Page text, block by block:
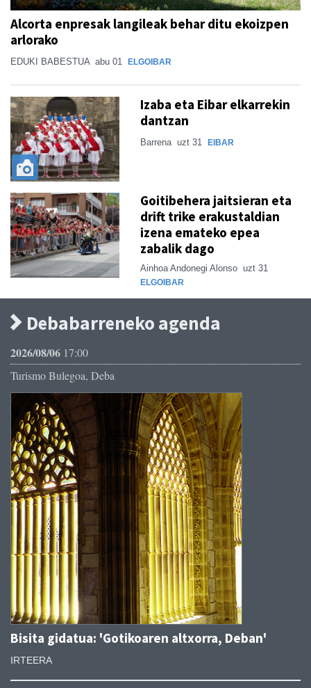
Alcorta enpresak langileak behar ditu ekoizpen
arlorako
EDUKI BABESTUA abu 01 ELGOIBAR
Izaba eta Eibar elkarrekin
dantzan
Barrena uzt 31 EIBAR
Goitibehera jaitsieran eta
drift trike erakustaldian
izena emateko epea
zabalik dago
Ainhoa Andonegi Alonso uzt 31
ELGOIBAR
Debabarreneko agenda
2026/08/06 17:00
Turismo Bulegoa, Deba
Bisita gidatua: 'Gotikoaren altxorra, Deban'
IRTEERA